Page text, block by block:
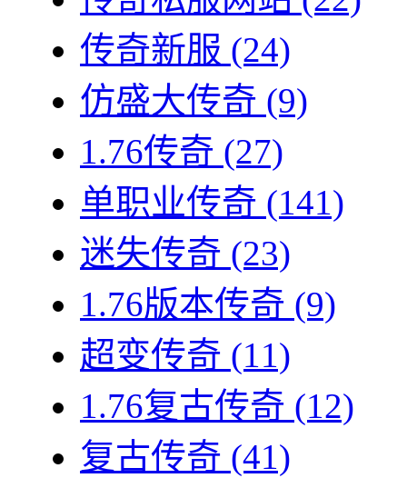
传奇新服 (24)
仿盛大传奇 (9)
1.76传奇 (27)
单职业传奇 (141)
迷失传奇 (23)
1.76版本传奇 (9)
超变传奇 (11)
1.76复古传奇 (12)
复古传奇 (41)